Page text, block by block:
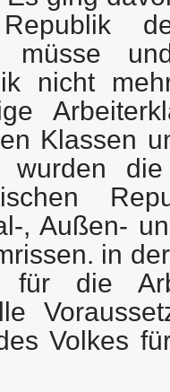
Republik
müsse
nicht
Klassen
wurden
, Außen-
in
für die
Volkes